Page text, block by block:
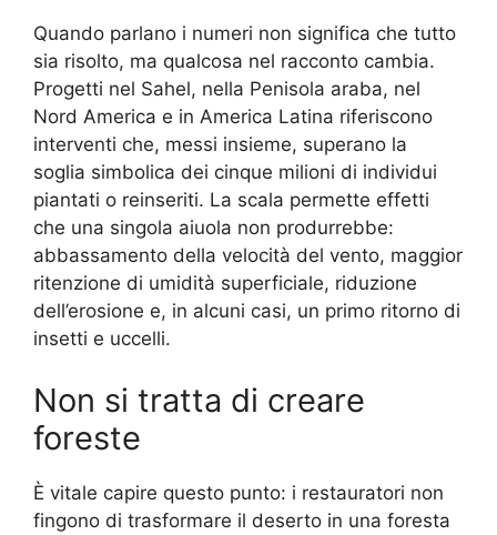
Quando parlano i numeri non significa che tutto
sia risolto, ma qualcosa nel racconto cambia.
Progetti nel Sahel, nella Penisola araba, nel
Nord America e in America Latina riferiscono
interventi che, messi insieme, superano la
soglia simbolica dei cinque milioni di individui
piantati o reinseriti. La scala permette effetti
che una singola aiuola non produrrebbe:
abbassamento della velocità del vento, maggior
ritenzione di umidità superficiale, riduzione
dell’erosione e, in alcuni casi, un primo ritorno di
insetti e uccelli.
Non si tratta di creare
foreste
È vitale capire questo punto: i restauratori non
fingono di trasformare il deserto in una foresta